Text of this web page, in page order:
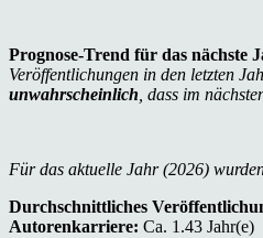
Prognose-Trend für das nächste
Veröffentlichungen in den letzten
unwahrscheinlich , dass im
Für das aktuelle Jahr (2026)
Durchschnittliches
Autorenkarriere: Ca. 1.43 Jahr(e)